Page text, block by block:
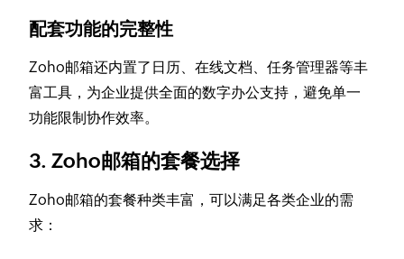
配套功能的完整性
Zoho邮箱还内置了日历、在线文档、任务管理器等丰
富工具，为企业提供全面的数字办公支持，避免单一
功能限制协作效率。
3. Zoho邮箱的套餐选择
Zoho邮箱的套餐种类丰富，可以满足各类企业的需
求：